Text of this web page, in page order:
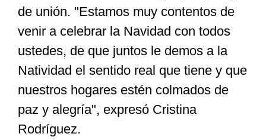
de unión. "Estamos muy contentos de
venir a celebrar la Navidad con todos
ustedes, de que juntos le demos a la
Natividad el sentido real que tiene y que
nuestros hogares estén colmados de
paz y alegría", expresó Cristina
Rodríguez.